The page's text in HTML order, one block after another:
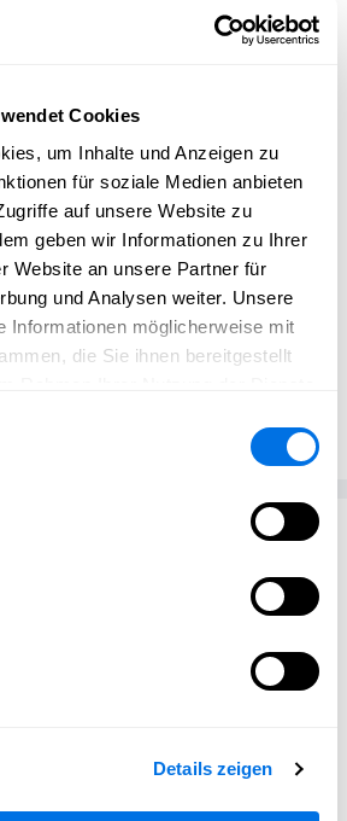
Cookies
um Inhalte und Anzeigen zu
für soziale Medien anbieten
auf unsere Website zu
geben wir Informationen zu Ihrer
Website an unsere Partner für
und Analysen weiter. Unsere
Informationen möglicherweise mit
die Sie ihnen bereitgestellt
Details zeigen
am Markt, Marktplatz 2
Sachverständigenbüro,